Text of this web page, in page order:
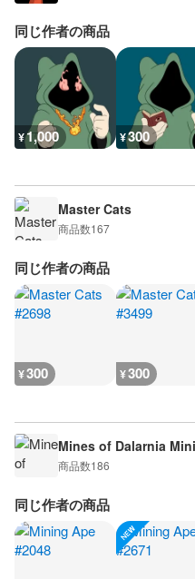
同じ作者の商品
¥1,000 ¥300
Master Cats
商品数167
同じ作者の商品
¥300 ¥300
Mines of Dalarnia
商品数186
同じ作者の商品